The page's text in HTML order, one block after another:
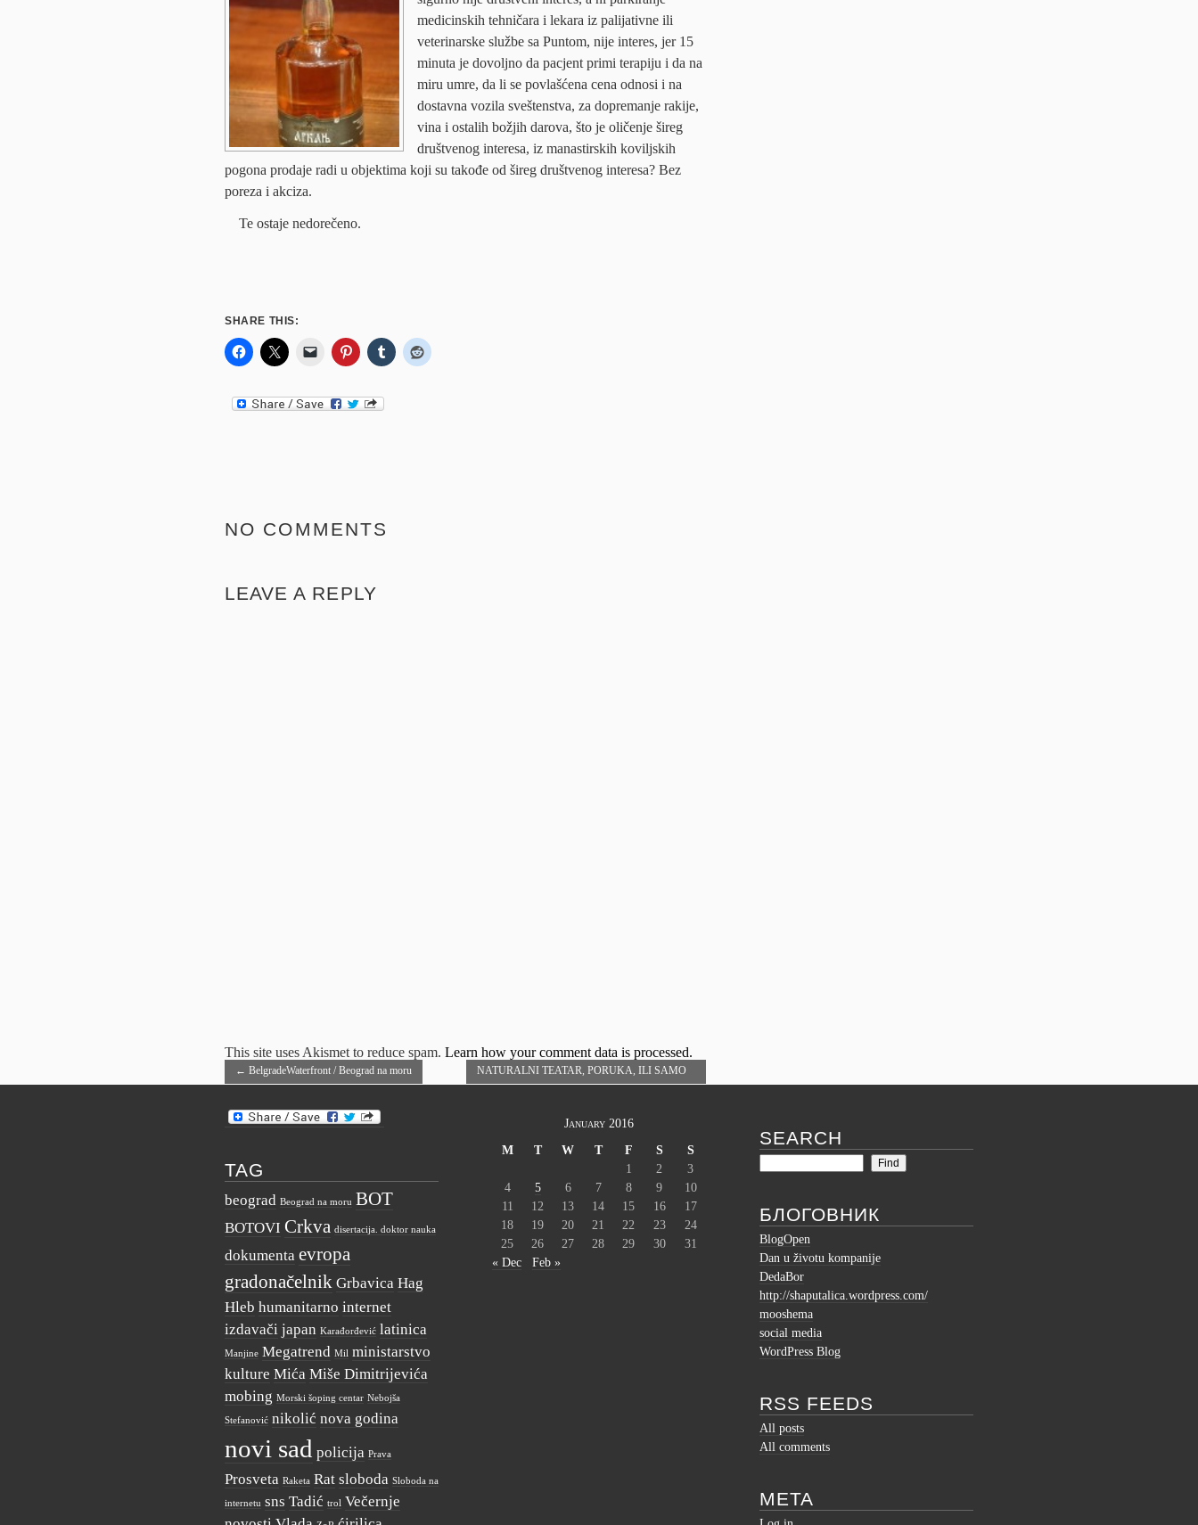
medicinskih tehničara i lekara iz palijativne ili
veterinarske službe sa Puntom, nije interes, jer 15
minuta je dovoljno da pacjent primi terapiju i da na
miru umre, da li se povlašćena cena odnosi i na
dostavna vozila sveštenstva, za dopremanje rakije,
vina i ostalih božjih darova, što je oličenje šireg
društvenog interesa, iz manastirskih koviljskih
pogona prodaje radi u objektima koji su takođe od šireg društvenog interesa? Bez
poreza i akciza.
Te ostaje nedorečeno.
SHARE THIS:
← BelgradeWaterfront / Beograd na moru
NATURALNI TEATAR, PORUKA, ILI SAMO
NO COMMENTS
LEAVE A REPLY
This site uses Akismet to reduce spam. Learn how your comment data is processed.
TAG
beograd Beograd na moru BOT
BOTOVI Crkva disertacija. doktor nauka
dokumenta evropa
gradonačelnik Grbavica Hag
Hleb humanitarno internet
izdavači japan Karađorđević latinica
Manjine Megatrend Mil ministarstvo
kulture Mića Miše Dimitrijevića
mobing Morski šoping centar Nebojša
Stefanović nikolić nova godina
novi sad policija Prava
Prosveta Raketa Rat sloboda Sloboda na
internetu sns Tadić trol Večernje
January 2016
M
T W T F S
S
1
2
3
4
5 6 7 8 9
10
11
12 13 14 15 16
17
18
19 20 21 22 23
24
25
26 27 28 29 30
31
« Dec
Feb »
SEARCH
БЛОГОВНИК
BlogOpen
Dan u životu kompanije
DedaBor
http://shaputalica.wordpress.com/
mooshema
social media
WordPress Blog
RSS FEEDS
All posts
All comments
META